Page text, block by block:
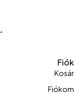
Fiók
Kosár
Fiókom